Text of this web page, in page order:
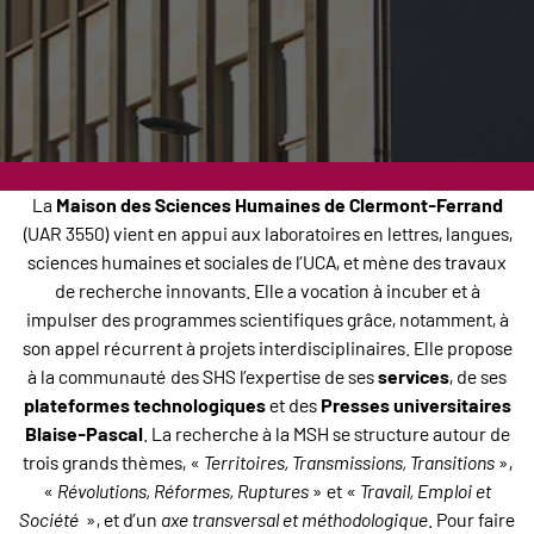
La Maison des Sciences Humaines de Clermont-Ferrand
(UAR 3550) vient en appui aux laboratoires en lettres, langues,
sciences humaines et sociales de l’UCA, et mène des travaux
de recherche innovants. Elle a vocation à incuber et à
impulser des programmes scientifiques grâce, notamment, à
son appel récurrent à projets interdisciplinaires. Elle propose
à la communauté des SHS l’expertise de sesservices, de ses
plateformes technologiqueset des Presses universitaires
Blaise-Pascal. La recherche à la MSH se structure autour de
trois grands thèmes, « Territoires, Transmissions, Transitions»,
« Révolutions, Réformes, Ruptures » et « Travail, Emploi et
Société », et d’un axe transversal et méthodologique . Pour faire